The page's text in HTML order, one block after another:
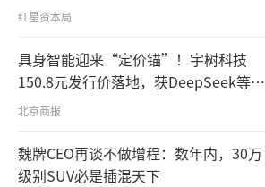
红星资本局
具身智能迎来“定价锚”！宇树科技
150.8元发行价落地，获DeepSeek等豪
华战配加持
北京商报
魏牌CEO再谈不做增程：数年内，30万
级别SUV必是插混天下